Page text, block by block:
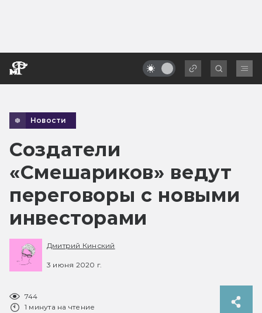
Новости
Создатели
«Смешариков» ведут
переговоры с новыми
инвесторами
Дмитрий Кинский
3 июня 2020 г.
744
1 минута на чтение